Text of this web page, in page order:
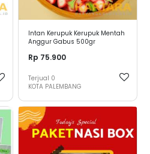
Intan Kerupuk Kerupuk Mentah
Anggur Gabus 500gr
Rp 75.900
Terjual 0
KOTA PALEMBANG